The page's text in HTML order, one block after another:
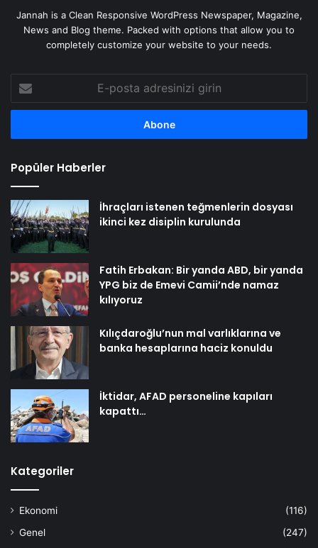
Jannah is a Clean Responsive WordPress Newspaper, Magazine,
News and Blog theme. Packed with options that allow you to
completely customize your website to your needs.
posta
adresinizi
Popüler Haberler
İhraçları istenen teğmenlerin dosyası
ikinci kez disiplin kurulunda
Fatih Erbakan: Bir yanda ABD, bir yanda
YPG biz de Emevi Camii’nde namaz
kılıyoruz
Kılıçdaroğlu’nun mal varlıklarına ve
banka hesaplarına haciz konuldu
İktidar, AFAD personeline kapıları
kapattı…
Kategoriler
Ekonomi
(116)
Genel
(247)